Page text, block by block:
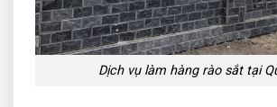
Dịch vụ làm hàng rào sắt tại